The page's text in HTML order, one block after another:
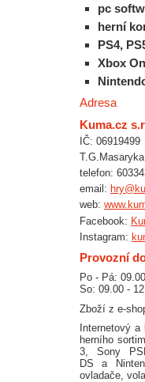
pc
herní
PS4,
Xbox
Adresa
Kuma.cz
IČ: 06919499
telefon:
email:
web:
Facebook:
Instagram:
Provozní
Po - Pá:
So: 09.00 -
Zboží z e-
Internetový a
herního
3, Sony
DS a
ovladače,